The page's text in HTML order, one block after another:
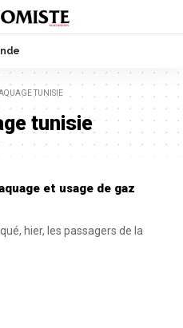
TUNISIE
tunisie
et usage de gaz
hier, les passagers de la